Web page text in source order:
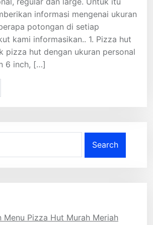
informasi mengenai ukuran
potongan di setiap
kami informasikan.. 1. Pizza hut
pizza hut dengan ukuran personal
6 inch, […]
Menu Pizza Hut Murah Meriah